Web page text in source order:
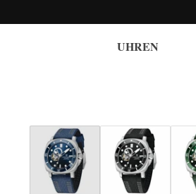
UHREN